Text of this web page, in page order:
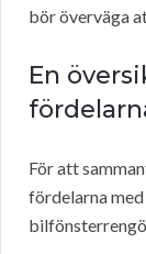
bör överväga
En
För att
fördelarna